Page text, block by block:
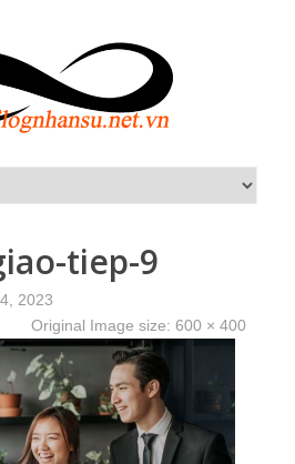
tiep-9
2023
Original Image size: 600 × 400